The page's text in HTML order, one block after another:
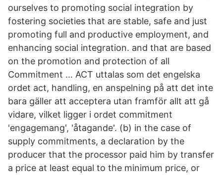
ourselves to promoting social integration by
fostering societies that are stable, safe and just
promoting full and productive employment, and
enhancing social integration. and that are based
on the promotion and protection of all
Commitment … ACT uttalas som det engelska
ordet act, handling, en anspelning på att det inte
bara gäller att acceptera utan framför allt att gå
vidare, vilket ligger i ordet commitment
'engagemang', 'åtagande'. (b) in the case of
supply commitments, a declaration by the
producer that the processor paid him by transfer
a price at least equal to the minimum price, or